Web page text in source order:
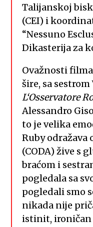
Talijanskoj
(CEI) i
“Nessuno
Dikasterija za
Ovažnosti
šire, sa
L‘Osservatore
Alessandro
to je velika
Ruby odražava
(CODA) žive s
braćom i
pogledala sa
pogledali smo
nikada nije
istinit, ironičan